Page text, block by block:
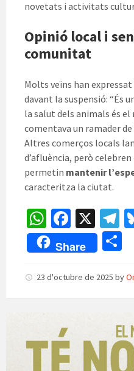
novetats i activitats
Opinió local i
comunitat
Molts veïns han expressat
davant la suspensió: “És
la salut dels animals és
comentava un ramader
Altres comerços locals
d’afluència, però celebren
permetin mantenir
caracteritza la ciutat.
W
h
at
sA
p
Fa
ce
b
o
o
X
le
gr
a
Share
p
23 d'octubre de 2025 by